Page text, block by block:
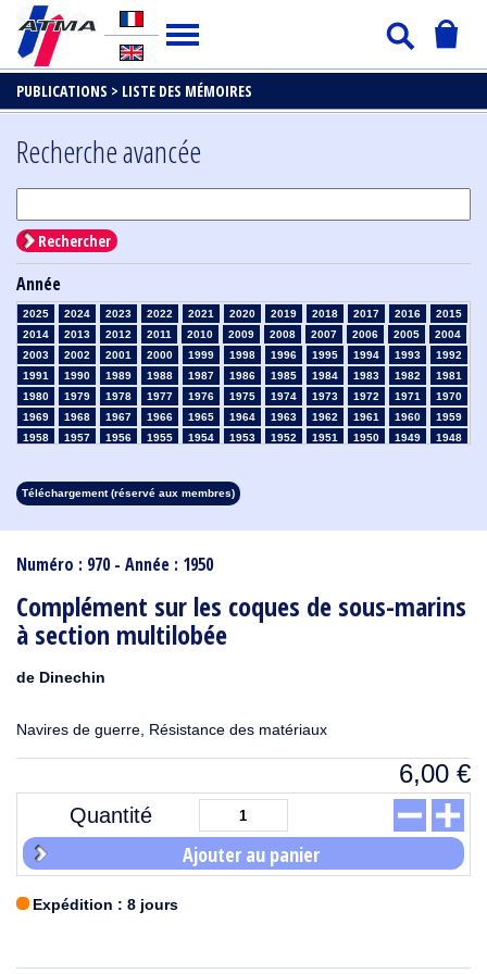
PUBLICATIONS > LISTE DES MÉMOIRES
Numéro : 970 - Année : 1950
Complément sur les coques de sous-marins
à section multilobée
de Dinechin
Navires de guerre, Résistance des matériaux
6,00 €
Quantité
Ajouter au panier
Expédition : 8 jours
Recherche avancée
Rechercher
Année
2025 2024 2023 2022 2021 2020 2019 2018 2017 2016
2015
2014
2013 2012 2011 2010 2009 2008 2007 2006 2005
2004
2003
2002 2001 2000 1999 1998 1996 1995 1994 1993
1992
1991
1990 1989 1988 1987 1986 1985 1984 1983 1982
1981
1980
1979 1978 1977 1976 1975 1974 1973 1972 1971
1970
1969
1968 1967 1966 1965 1964 1963 1962 1961 1960
1959
1958
1957 1956 1955 1954 1953 1952 1951 1950 1949
1948
1913
1912 1911 1910 1909 1908
Téléchargement (réservé aux membres)